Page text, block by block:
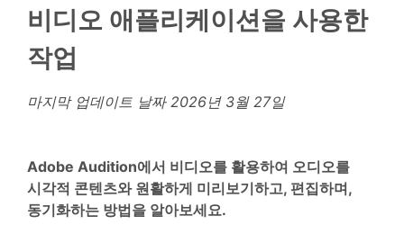
비디오 애플리케이션을 사용한
작업
마지막 업데이트 날짜 2026년 3월 27일
Adobe Audition에서 비디오를 활용하여 오디오를
시각적 콘텐츠와 원활하게 미리보기하고, 편집하며,
동기화하는 방법을 알아보세요.